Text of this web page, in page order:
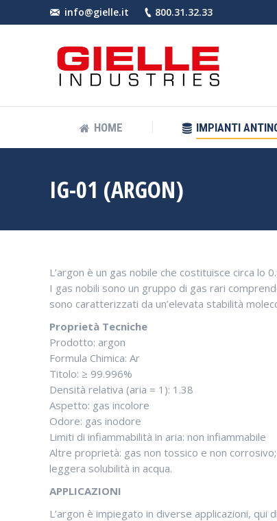
info@gielle.it 800.31.32.33
HOME IMPIANTI
IG-01 (ARGON)
L’argon è un gas nobile che costituisce circa lo
I gas nobili sono un gruppo di gas rari
sono caratterizzati da un’elevata stabilità
Proprietà Tecniche
Prodotto: argon
Formula Chimica: Ar
Titolo: ≥ 99.996%
Densità relativa (aria = 1): 1.38
Aspetto: gas incolore
Odore: gas inodore
Limiti di infiammabilità in aria: non infiammabile
Altre proprietà: gas non tossico e non
leggera solubilità in acqua.
APPLICAZIONI
L’argon è impiegato in diverse applicazioni, qui
HOME